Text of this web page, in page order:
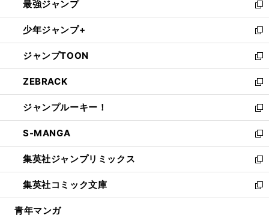
ド
ウ
で
開
く
ィ
ン
ド
ウ
で
開
く
い
ウ
ィ
ン
ド
ウ
で
開
く
最強ジャンプ
新
し
い
ウ
ィ
ン
ド
ウ
で
開
く
少年ジャンプ+
新
し
い
ウ
ィ
ン
ド
ウ
で
開
く
ジャンプTOON
新
し
い
ウ
ィ
ン
ド
ウ
で
開
く
ZEBRACK
新
し
い
ウ
ィ
ン
ド
ウ
で
開
ジャンプルーキー！
新
し
い
ウ
ィ
ン
ド
ウ
S-MANGA
新
し
い
ウ
ィ
ン
集英社ジャンプリミックス
新
し
い
ウ
集英社コミック文庫
新
し
青年マンガ